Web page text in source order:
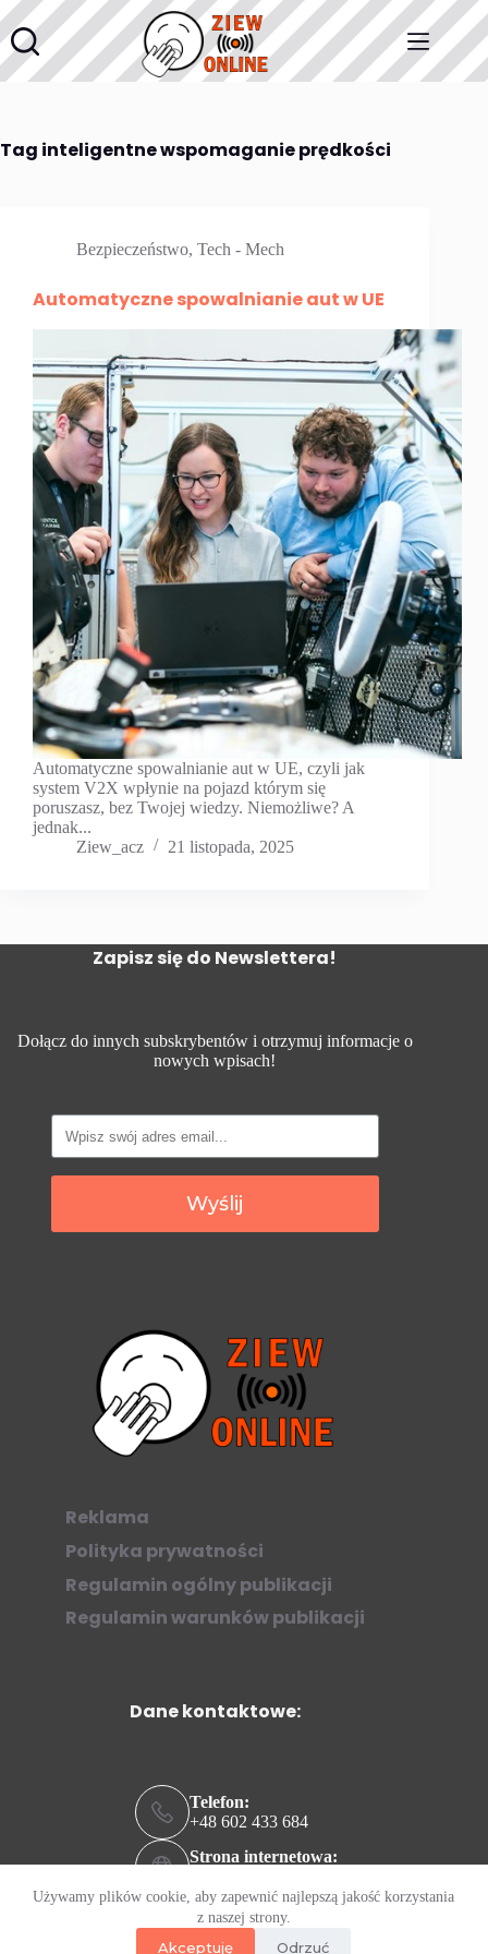
Przejdź
do
treści
Używamy plików cookie, aby zapewnić najlepszą jakość korzystania
z naszej strony.
Akceptuję Odrzuć
Tag inteligentne wspomaganie prędkości
Bezpieczeństwo, Tech - Mech
Automatyczne spowalnianie aut w UE
Automatyczne spowalnianie aut w UE, czyli jak
system V2X wpłynie na pojazd którym się
poruszasz, bez Twojej wiedzy. Niemożliwe? A
jednak...
Ziew_acz
21 listopada, 2025
Zapisz się do Newslettera!
Dołącz do innych subskrybentów i otrzymuj informacje o
nowych wpisach!
Wyślij
Reklama
Polityka prywatności
Regulamin ogólny publikacji
Regulamin warunków publikacji
Dane kontaktowe:
Telefon:
+48 602 433 684
Strona internetowa:
Adres e-mail:
kontakt@ziew.online